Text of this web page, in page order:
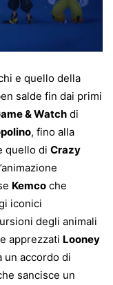
e quello della
salde fin dai primi
& Watch di
, fino alla
quello di Crazy
Kemco che
iconici
degli animali
apprezzati Looney
un accordo di
sancisce un